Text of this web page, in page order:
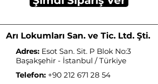
Arı Lokumları San. ve Tic. Ltd. Şti.
Adres: Esot San. Sit. P Blok No:3
Başakşehir - İstanbul / Türkiye
Telefon: +90 212 671 28 54